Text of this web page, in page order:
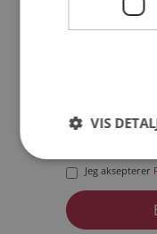
Jeg aksepterer
VIS